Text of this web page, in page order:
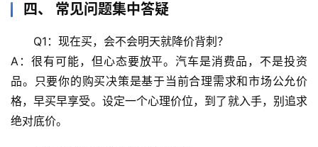
沿
理
驿
站
四、 常见问题集中答疑
Q1：现在买，会不会明天就降价背刺？
A：很有可能，但心态要放平。汽车是消费品，不是投资
品。只要你的购买决策是基于当前合理需求和市场公允价
格，早买早享受。设定一个心理价位，到了就入手，别追求
绝对底价。